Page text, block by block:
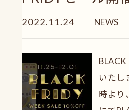
2022.11.24 NEWS
いたし
時より